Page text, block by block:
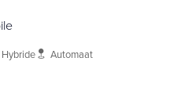
Hybride Automaat